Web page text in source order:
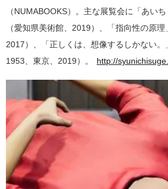
（NUMABOOKS）。主な展覧会に「あい
（愛知県美術館、2019）、「指向性の原理
2017）、「正しくは、想像するしかない
1953、東京、2019）。
http://